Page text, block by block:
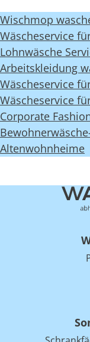
Wischmop
Wäscheservice
Lohnwäsche
Arbeitskleidung
Wäscheservice
Wäscheservice
Corporate
Altenwohnheime